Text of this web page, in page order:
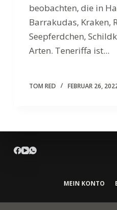
beobachten, die in
Barrakudas, Kraken,
Seepferdchen,
Arten. Teneriffa ist...
TOM RED FEBRUAR 26,
MEIN KONTO